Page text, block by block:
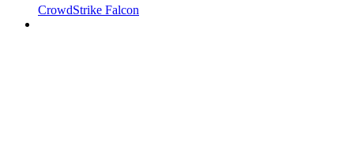
CrowdStrike Falcon